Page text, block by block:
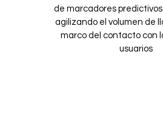
de marcadores predictivos
agilizando el volumen de
marco del contacto con
usuarios